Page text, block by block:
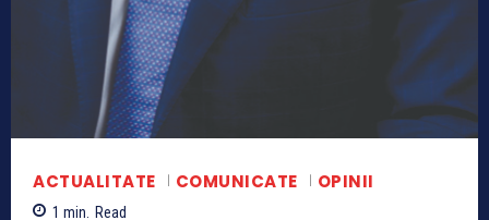
ACTUALITATE COMUNICATE OPINII
1 min. Read